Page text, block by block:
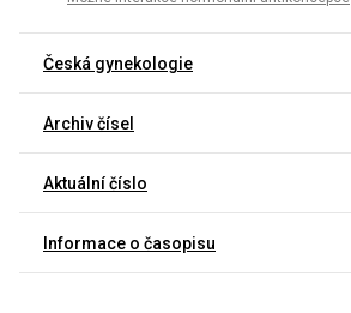
Česká gynekologie
Archiv čísel
Aktuální číslo
Informace o časopisu